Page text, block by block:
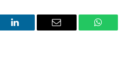
LinkedIn Email